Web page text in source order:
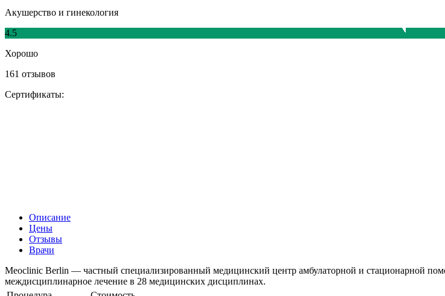
Акушерство и гинекология
4.5
Хорошо
161 отзывов
Сертификаты:
Описание
Цены
Отзывы
Врачи
Meoclinic Berlin — частный специализированный медицинский центр амбулаторной и стационарной
междисциплинарное лечение в 28 медицинских дисциплинах.